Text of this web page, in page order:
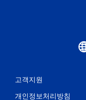
고객지원
개인정보처리방침